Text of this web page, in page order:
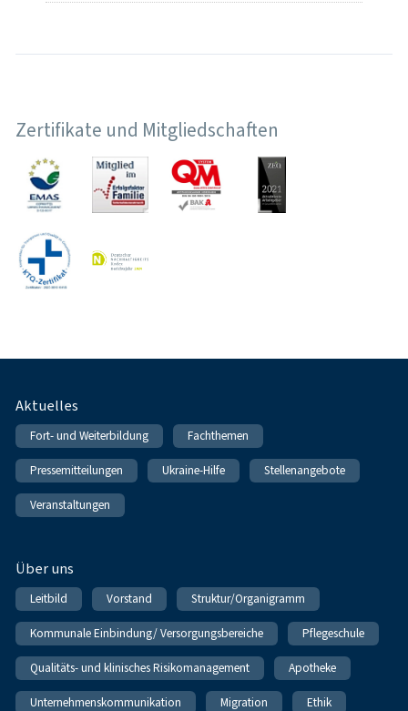
Zertifikate und Mitgliedschaften
Fußnavigation
Aktuelles
Fort- und Weiterbildung Fachthemen
Pressemitteilungen Ukraine-Hilfe Stellenangebote
Veranstaltungen
Über uns
Leitbild Vorstand Struktur/Organigramm
Kommunale Einbindung/ Versorgungsbereiche Pflegeschule
Qualitäts- und klinisches Risikomanagement Apotheke
Unternehmenskommunikation Migration Ethik